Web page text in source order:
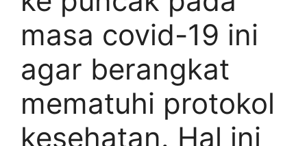
masa covid-19 ini
agar berangkat
mematuhi protokol
kesehatan. Hal ini